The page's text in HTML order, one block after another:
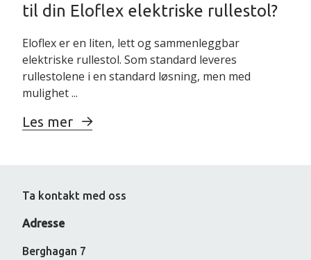
til din Eloflex elektriske rullestol?
Eloflex er en liten, lett og sammenleggbar
elektriske rullestol. Som standard leveres
rullestolene i en standard løsning, men med
mulighet ...
Les mer
Ta kontakt med oss
Adresse
Berghagan 7